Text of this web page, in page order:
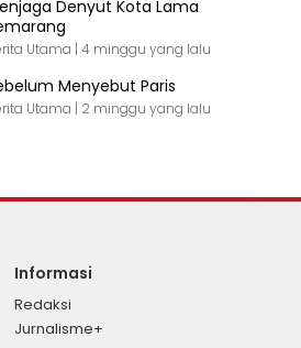
Denyut Kota Lama
Utama | 4 minggu yang lalu
Menyebut Paris
Utama | 2 minggu yang lalu
Informasi
Redaksi
Jurnalisme+